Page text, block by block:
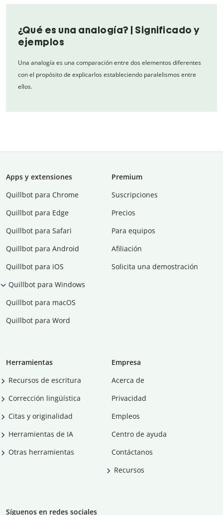
¿Qué es una analogía? | Significado y
ejemplos
Una analogía es una comparación entre dos elementos diferentes
con el propósito de explicarlos estableciendo paralelismos entre
ellos.
Apps y extensiones
Quillbot para Chrome
Quillbot para Edge
Quillbot para Safari
Quillbot para Android
Quillbot para iOS
Quillbot para Windows
Quillbot para macOS
Quillbot para Word
Premium
Suscripciones
Precios
Para equipos
Afiliación
Solicita una demostración
Herramientas
Recursos de escritura
Corrección lingüística
Citas y originalidad
Herramientas de IA
Otras herramientas
Empresa
Acerca de
Privacidad
Empleos
Centro de ayuda
Contáctanos
Recursos
Síguenos en redes sociales